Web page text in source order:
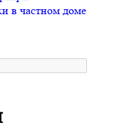
в частном доме